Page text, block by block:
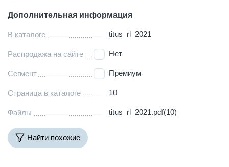
Дополнительная информация
В каталоге titus_rl_2021
Распродажа на сайте Нет
Сегмент Премиум
Страница в каталоге 10
Файлы titus_rl_2021.pdf(10)
Найти похожие